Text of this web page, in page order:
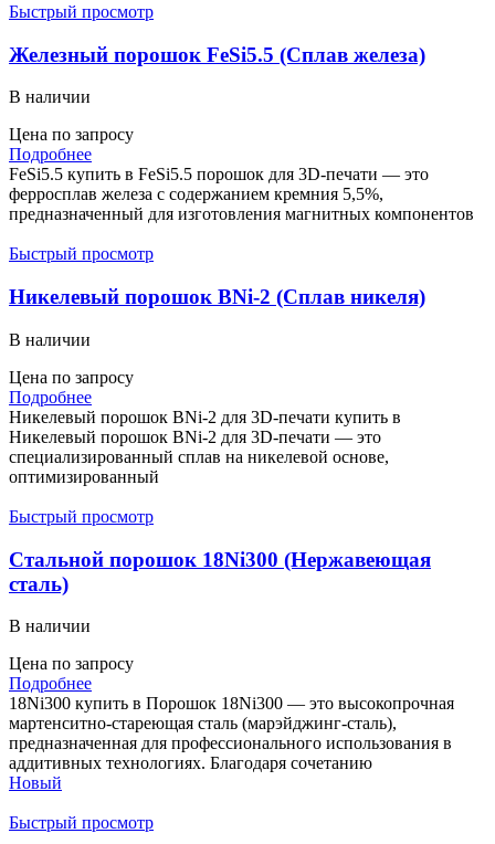
Быстрый просмотр
Железный порошок FeSi5.5 (Сплав железа)
В наличии
Цена по запросу
Подробнее
FeSi5.5 купить в FeSi5.5 порошок для 3D-печати — это
ферросплав железа с содержанием кремния 5,5%,
предназначенный для изготовления магнитных компонентов
Быстрый просмотр
Никелевый порошок BNi-2 (Сплав никеля)
В наличии
Цена по запросу
Подробнее
Никелевый порошок BNi-2 для 3D-печати купить в
Никелевый порошок BNi-2 для 3D-печати — это
специализированный сплав на никелевой основе,
оптимизированный
Быстрый просмотр
Стальной порошок 18Ni300 (Нержавеющая
сталь)
В наличии
Цена по запросу
Подробнее
18Ni300 купить в Порошок 18Ni300 — это высокопрочная
мартенситно-стареющая сталь (марэйджинг-сталь),
предназначенная для профессионального использования в
аддитивных технологиях. Благодаря сочетанию
Новый
Быстрый просмотр